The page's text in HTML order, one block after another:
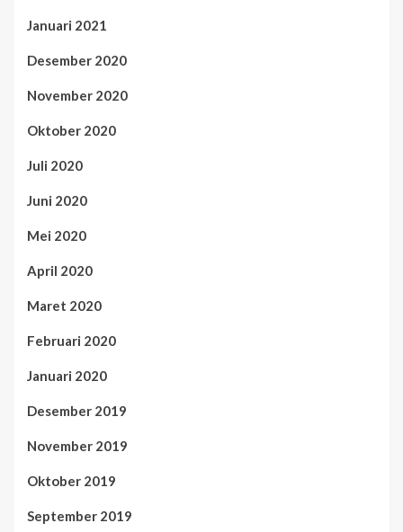
Januari 2021
Desember 2020
November 2020
Oktober 2020
Juli 2020
Juni 2020
Mei 2020
April 2020
Maret 2020
Februari 2020
Januari 2020
Desember 2019
November 2019
Oktober 2019
September 2019